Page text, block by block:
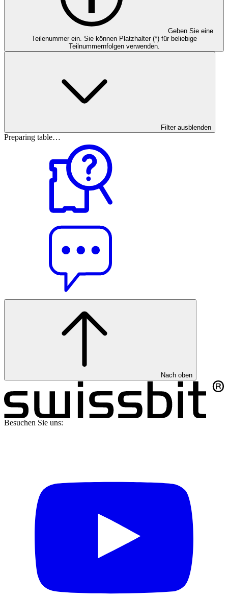
Geben Sie eine
Teilenummer ein. Sie können Platzhalter (*) für beliebige
Teilnummernfolgen verwenden.
Filter ausblenden
Preparing table…
Nach oben
Besuchen Sie uns: